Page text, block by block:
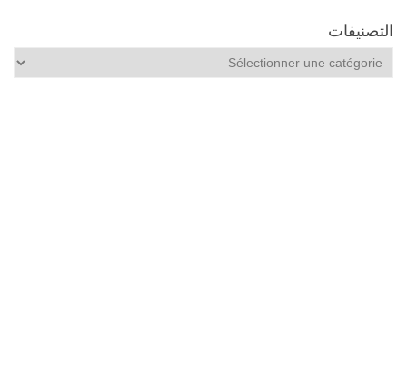
التصنيفات
التصنيفات